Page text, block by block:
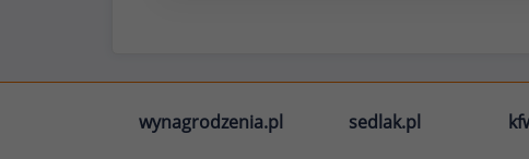
wynagrodzenia.pl sedlak.pl